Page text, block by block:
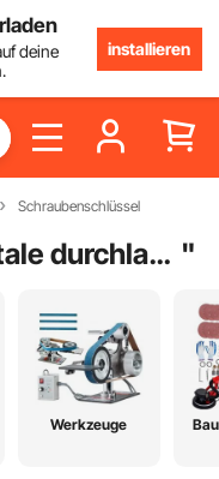
deine
installieren
Schraubenschlüssel
digitale durchlauferhitzer "
Werkzeuge